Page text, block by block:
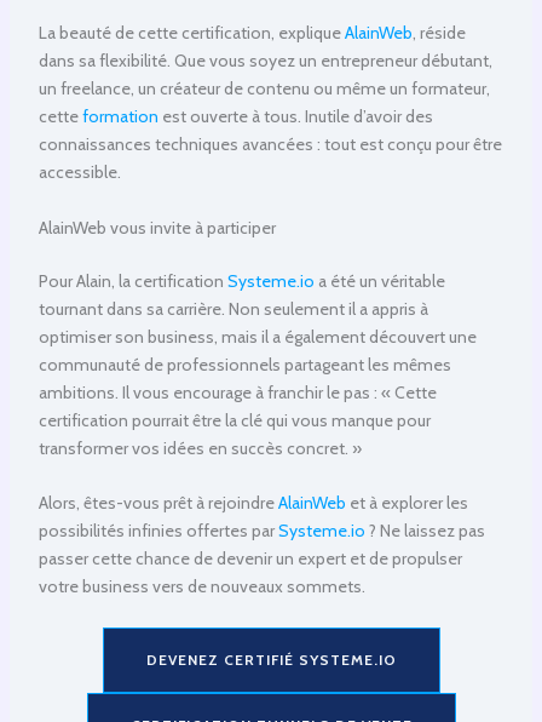
La beauté de cette certification, expliqueAlainWeb, réside
dans sa flexibilité. Que vous soyez un entrepreneur débutant,
un freelance, un créateur de contenu ou même un formateur,
cetteformation est ouverte à tous. Inutile d’avoir des
connaissances techniques avancées : tout est conçu pour être
accessible.
AlainWeb vous invite à participer
Pour Alain, la certification Systeme.io a été un véritable
tournant dans sa carrière. Non seulement il a appris à
optimiser son business, mais il a également découvert une
communauté de professionnels partageant les mêmes
ambitions. Il vous encourage à franchir le pas : « Cette
certification pourrait être la clé qui vous manque pour
transformer vos idées en succès concret. »
Alors, êtes-vous prêt à rejoindreAlainWeb et à explorer les
possibilités infinies offertes parSysteme.io ? Ne laissez pas
passer cette chance de devenir un expert et de propulser
votre business vers de nouveaux sommets.
DEVENEZ CERTIFIÉ SYSTEME.IO